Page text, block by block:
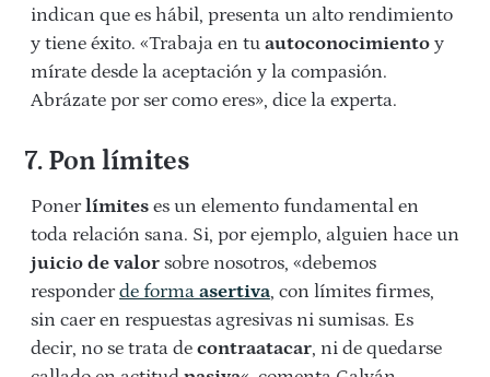
indican que es hábil, presenta un alto rendimiento
y tiene éxito. «Trabaja en tu autoconocimiento y
mírate desde la aceptación y la compasión.
Abrázate por ser como eres», dice la experta.
7. Pon límites
Ponerlímites es un elemento fundamental en
toda relación sana. Si, por ejemplo, alguien hace un
juicio de valor sobre nosotros, «debemos
responderde forma asertiva, con límites firmes,
sin caer en respuestas agresivas ni sumisas. Es
decir, no se trata de contraatacar, ni de quedarse